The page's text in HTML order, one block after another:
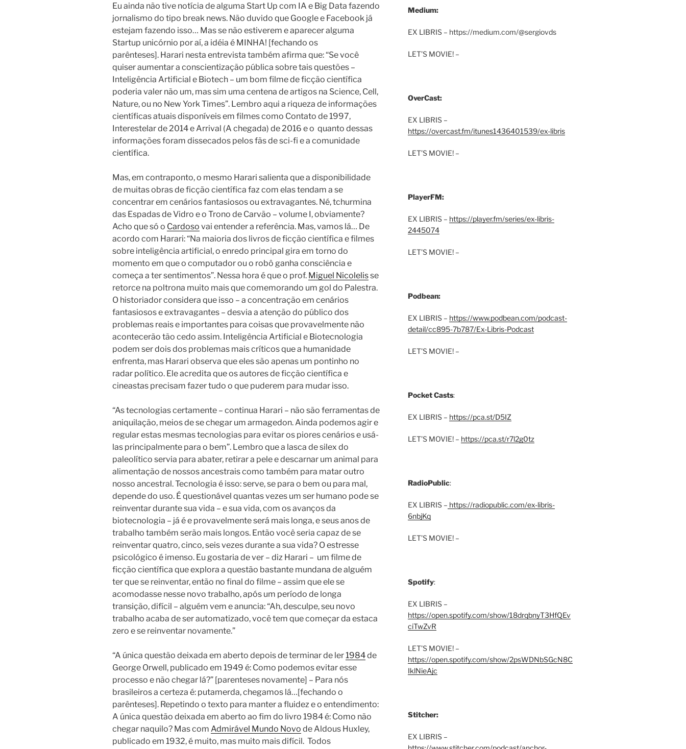
Eu ainda não tive notícia de alguma Start Up com IA e Big Data fazendo
jornalismo do tipo break news. Não duvido que Google e Facebook já
estejam fazendo isso… Mas se não estiverem e aparecer alguma
Startup unicórnio por aí, a idéia é MINHA! [fechando os
parênteses]. Harari nesta entrevista também afirma que: “Se você
quiser aumentar a conscientização pública sobre tais questões –
Inteligência Artificial e Biotech – um bom filme de ficção científica
poderia valer não um, mas sim uma centena de artigos na Science, Cell,
Nature, ou no New York Times”. Lembro aqui a riqueza de informações
científicas atuais disponíveis em filmes como Contato de 1997,
Interestelar de 2014 e Arrival (A chegada) de 2016 e o quanto dessas
informações foram dissecados pelos fãs de sci-fi e a comunidade
científica.
Mas, em contraponto, o mesmo Harari salienta que a disponibilidade
de muitas obras de ficção científica faz com elas tendam a se
concentrar em cenários fantasiosos ou extravagantes. Né, tchurmina
das Espadas de Vidro e o Trono de Carvão – volume I, obviamente?
Acho que só o Cardoso vai entender a referência. Mas, vamos lá… De
acordo com Harari: “Na maioria dos livros de ficção científica e filmes
sobre inteligência artificial, o enredo principal gira em torno do
momento em que o computador ou o robô ganha consciência e
começa a ter sentimentos”. Nessa hora é que o prof. Miguel Nicolelisse
retorce na poltrona muito mais que comemorando um gol do Palestra.
O historiador considera que isso – a concentração em cenários
fantasiosos e extravagantes – desvia a atenção do público dos
problemas reais e importantes para coisas que provavelmente não
acontecerão tão cedo assim. Inteligência Artificial e Biotecnologia
podem ser dois dos problemas mais críticos que a humanidade
enfrenta, mas Harari observa que eles são apenas um pontinho no
radar político. Ele acredita que os autores de ficção científica e
cineastas precisam fazer tudo o que puderem para mudar isso.
“As tecnologias certamente – continua Harari – não são ferramentas de
aniquilação, meios de se chegar um armagedon. Ainda podemos agir e
regular estas mesmas tecnologias para evitar os piores cenários e usá-
las principalmente para o bem”. Lembro que a lasca de silex do
paleolítico servia para abater, retirar a pele e descarnar um animal para
alimentação de nossos ancestrais como também para matar outro
nosso ancestral. Tecnologia é isso: serve, se para o bem ou para mal,
depende do uso. É questionável quantas vezes um ser humano pode se
reinventar durante sua vida – e sua vida, com os avanços da
biotecnologia – já é e provavelmente será mais longa, e seus anos de
trabalho também serão mais longos. Então você seria capaz de se
reinventar quatro, cinco, seis vezes durante a sua vida? O estresse
psicológico é imenso. Eu gostaria de ver – diz Harari – um filme de
ficção científica que explora a questão bastante mundana de alguém
ter que se reinventar, então no final do filme – assim que ele se
acomodasse nesse novo trabalho, após um período de longa
transição, difícil – alguém vem e anuncia: “Ah, desculpe, seu novo
trabalho acaba de ser automatizado, você tem que começar da estaca
zero e se reinventar novamente.”
“A única questão deixada em aberto depois de terminar de ler1984de
George Orwell, publicado em 1949 é: Como podemos evitar esse
processo e não chegar lá?” [parenteses novamente] – Para nós
brasileiros a certeza é: putamerda, chegamos lá…[fechando o
parênteses]. Repetindo o texto para manter a fluidez e o entendimento:
A única questão deixada em aberto ao fim do livro 1984 é: Como não
chegar naquilo? Mas com Admirável Mundo Novo de Aldous Huxley,
publicado em 1932, é muito, mas muito mais difícil. Todos
Medium:
EX LIBRIS – https://medium.com/@sergiovds
LET’S MOVIE! –
OverCast:
EX LIBRIS –
https://overcast.fm/itunes1436401539/ex-libris
LET’S MOVIE! –
PlayerFM:
EX LIBRIS – https://player.fm/series/ex-libris-
2445074
LET’S MOVIE! –
Podbean:
EX LIBRIS – https://www.podbean.com/podcast-
detail/cc895-7b787/Ex-Libris-Podcast
LET’S MOVIE! –
Pocket Casts:
EX LIBRIS – https://pca.st/D5IZ
LET’S MOVIE! – https://pca.st/r7l2g0tz
RadioPublic:
EX LIBRIS – https://radiopublic.com/ex-libris-
6nbjKq
LET’S MOVIE! –
Spotify:
EX LIBRIS –
https://open.spotify.com/show/18drqbnyT3HfQEv
ciTwZvR
LET’S MOVIE! –
https://open.spotify.com/show/2psWDNbSGcN8C
IklNieAjc
Stitcher:
EX LIBRIS –